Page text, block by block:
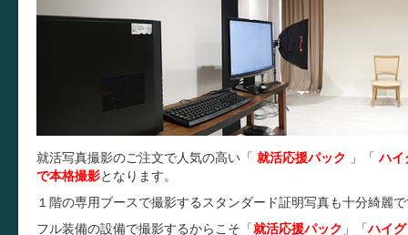
就活写真撮影のご注文で人気の高い「 就活応援パック 」 「ハイ
で本格撮影となります。
１階の専用ブースで撮影するスタンダード証明写真も十分綺麗
フル装備の設備で撮影するからこそ 「就活応援パック 」 「ハイ